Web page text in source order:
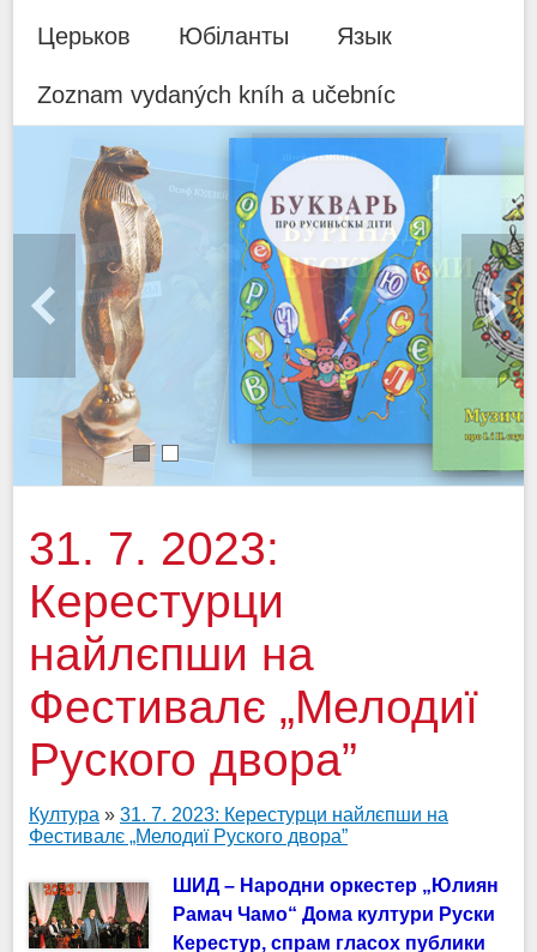
Церьков Юбіланты Язык
Zoznam vydaných kníh a učebníc
1 2
31. 7. 2023:
Керестурци
найлєпши на
Фестивалє „Мелодиї
Руского двора”
Култура » 31. 7. 2023: Керестурци найлєпши на
Фестивалє „Мелодиї Руского двора”
ШИД – Народни оркестер „Юлиян
Рамач Чамо“ Дома култури Руски
Керестур, спрам гласох публики